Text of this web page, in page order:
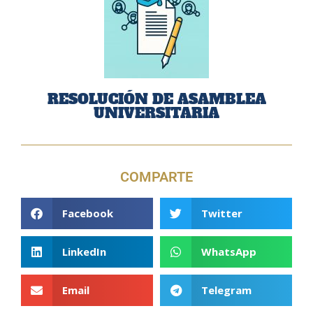
RESOLUCIÓN DE ASAMBLEA
UNIVERSITARIA
COMPARTE
Facebook Twitter
LinkedIn WhatsApp
Email Telegram